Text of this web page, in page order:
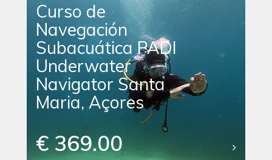
Curso de
Navegación
Subacuática PADI
Underwater
Navigator Santa
Maria, Açores
€ 369.00